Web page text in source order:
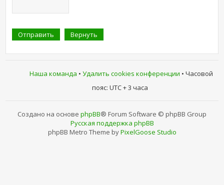
Наша команда • Удалить cookies конференции • Часовой
пояс: UTC + 3 часа
Создано на основе phpBB® Forum Software © phpBB Group
Русская поддержка phpBB
phpBB Metro Theme byPixelGoose Studio